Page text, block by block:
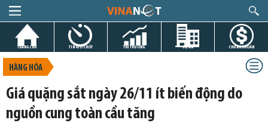
TRANG CHỦ TIN GIỜ CHÓT THỊ TRƯỜNG DỰ ÁN CHỨNG KHOÁN
HÀNG HÓA
Giá quặng sắt ngày 26/11 ít biến động do
nguồn cung toàn cầu tăng